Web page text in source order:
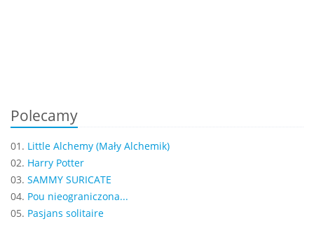
Polecamy
01. Little Alchemy (Mały Alchemik)
02. Harry Potter
03. SAMMY SURICATE
04. Pou nieograniczona...
05. Pasjans solitaire